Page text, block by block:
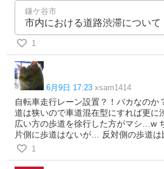
鎌ケ谷市
市内における道路渋滞について
1
6月9日 17:23 xsam1414
自転車走行レーン設置？！バカなの
道は狭いので車道混在型にすれば更
広い方の歩道を徐行した方がマシ…w
片側に歩道はないが… 反対側の歩道は
1